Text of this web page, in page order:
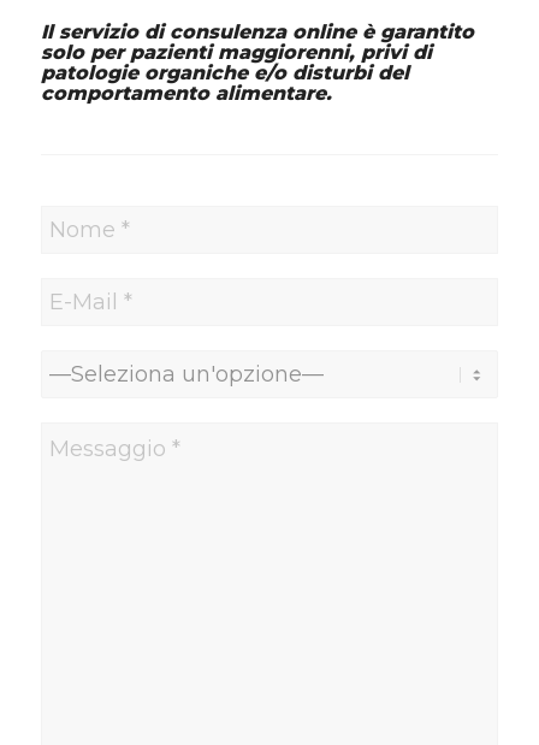
Il servizio di consulenza online è garantito
solo per pazienti maggiorenni, privi di
patologie organiche e/o disturbi del
comportamento alimentare.